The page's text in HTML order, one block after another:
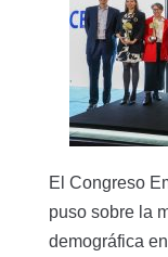
El Congreso
puso sobre la
demográfica